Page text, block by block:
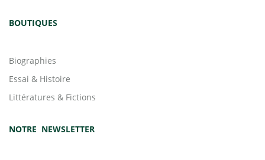
BOUTIQUES
Biographies
Essai & Histoire
Littératures & Fictions
NOTRE NEWSLETTER